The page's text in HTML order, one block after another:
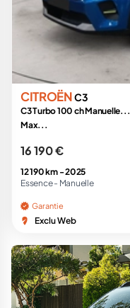
CITROËNC3
C3 Turbo 100 ch Manuelle...
Max...
16 190 €
12 190 km -2025
Essence - Manuelle
Garantie
Exclu Web